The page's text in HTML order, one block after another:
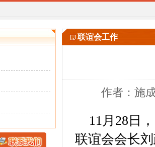
联谊会工作
作者：施
11月28日
联谊会会长